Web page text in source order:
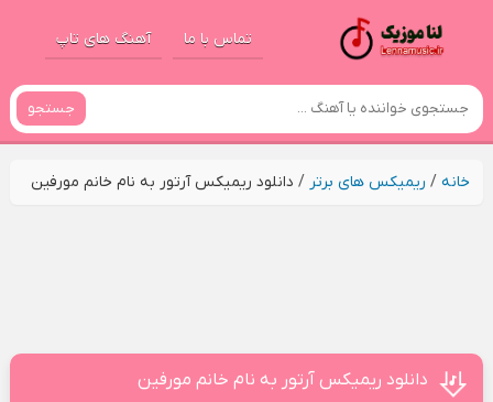
تماس با ما آهنگ های تاپ
جستجو
خانه/ ریمیکس های برتر / دانلود ریمیکس آرتور به نام خانم مورفین
دانلود ریمیکس آرتور به نام خانم مورفین